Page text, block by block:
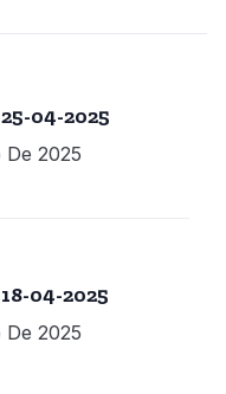
04-2025
De 2025
04-2025
De 2025